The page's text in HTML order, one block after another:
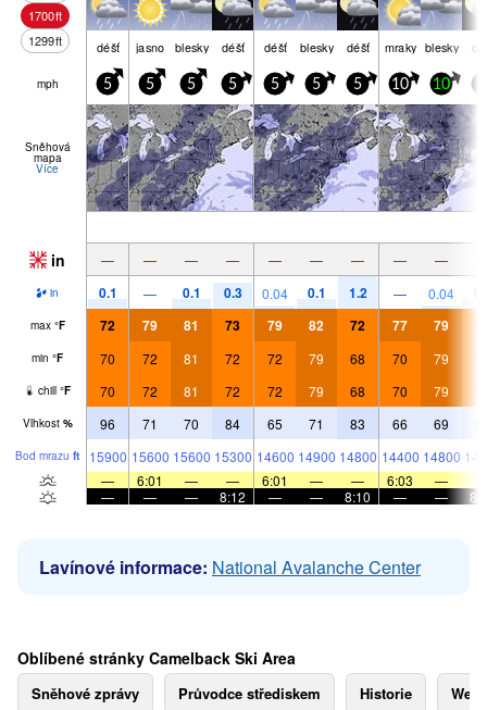
1700ft
1299ft déšť jasno blesky déšť déšť blesky déšť mraky blesky
mph 5 5 5 5 5 5 5 10 10
Sněhová
mapa
Více
in — — — — — — — — —
in 0.1 — 0.1 0.3 0.04 0.1 1.2 — 0.04
max °F 72 79 81 73 79 82 72 77 79
min °F 70 72 81 72 72 79 68 70 79
chill °F 70 72 81 72 72 79 68 70 79
Vlhkost % 96 71 70 84 65 71 83 66 69
Bod mrazu ft 15900 15600 15600 15300 14600 14900 14800 14400 14800
—
6:01 — — 6:01 — — 6:03 —
—
— — 8:12 — — 8:10 — —
Lavínové informace: National Avalanche Center
Oblíbené stránky Camelback Ski Area
Sněhové zprávy Průvodce střediskem Historie